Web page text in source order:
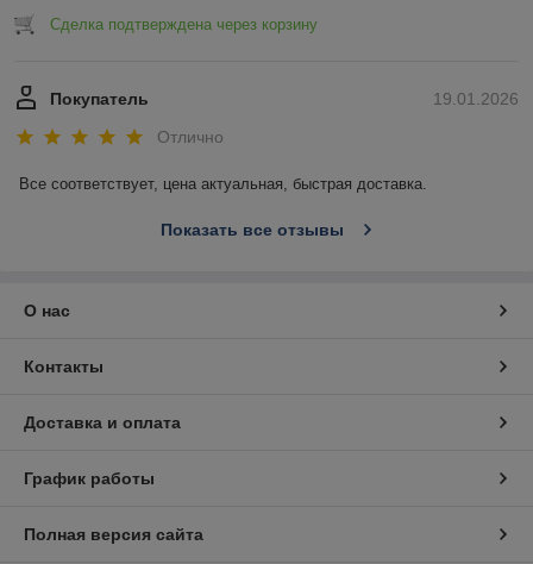
Сделка подтверждена через корзину
19.01.2026
Покупатель
Отлично
Все соответствует, цена актуальная, быстрая доставка.
Показать все отзывы
О нас
Контакты
Доставка и оплата
График работы
Полная версия сайта